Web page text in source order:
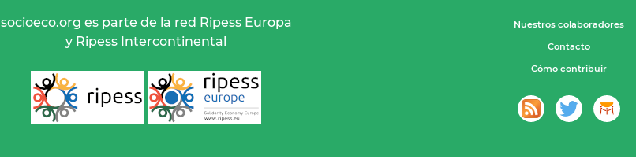
socioeco.org es parte de la red Ripess Europa
y Ripess Intercontinental
Nuestros colaboradores
Contacto
Cómo contribuir